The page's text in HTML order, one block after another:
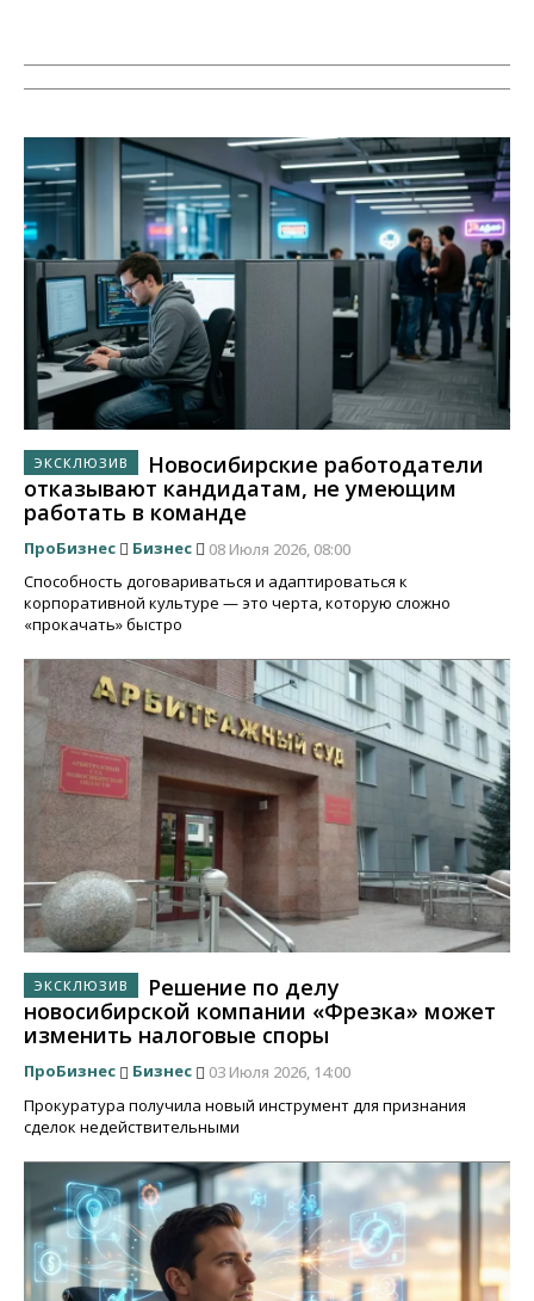
Новосибирские работодатели
отказывают кандидатам, не умеющим
работать в команде
ПроБизнес Бизнес
08 Июля 2026, 08:00
Способность договариваться и адаптироваться к
корпоративной культуре — это черта, которую сложно
«прокачать» быстро
Решение по делу
новосибирской компании «Фрезка» может
изменить налоговые споры
ПроБизнес Бизнес
03 Июля 2026, 14:00
Прокуратура получила новый инструмент для признания
сделок недействительными